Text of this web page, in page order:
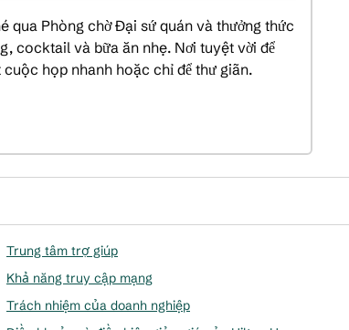
qua Phòng chờ Đại sứ quán và thưởng thức
cocktail và bữa ăn nhẹ. Nơi tuyệt vời để
họp nhanh hoặc chỉ để thư giãn.
Trung tâm trợ giúp
Khả năng truy cập mạng
Trách nhiệm của doanh nghiệp